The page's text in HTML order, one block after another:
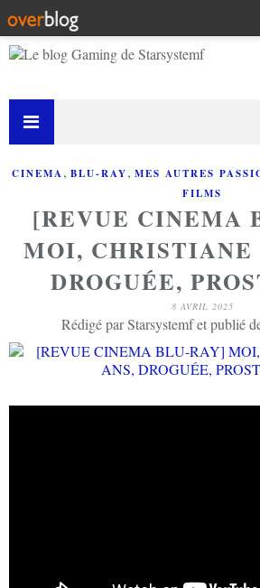
CINEMA, BLU-RAY, MES AUTRES
FILMS
[REVUE CINEMA
MOI, CHRISTIANE
DROGUÉE,
8 AVRIL 2025
Rédigé par Starsystemf et publié